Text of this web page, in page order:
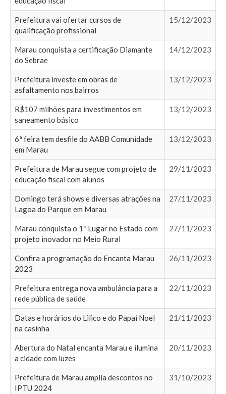
Prefeitura vai ofertar cursos de
qualificação profissional
15/12/2023
Marau conquista a certificação Diamante
do Sebrae
14/12/2023
Prefeitura investe em obras de
asfaltamento nos bairros
13/12/2023
R$107 milhões para investimentos em
saneamento básico
13/12/2023
6ª feira tem desfile do AABB Comunidade
em Marau
13/12/2023
Prefeitura de Marau segue com projeto de
educação fiscal com alunos
29/11/2023
Domingo terá shows e diversas atrações na
Lagoa do Parque em Marau
27/11/2023
Marau conquista o 1º Lugar no Estado com
projeto inovador no Meio Rural
27/11/2023
Confira a programação do Encanta Marau
2023
26/11/2023
Prefeitura entrega nova ambulância para a
rede pública de saúde
22/11/2023
Datas e horários do Lilico e do Papai Noel
na casinha
21/11/2023
Abertura do Natal encanta Marau e ilumina
a cidade com luzes
20/11/2023
Prefeitura de Marau amplia descontos no
IPTU 2024
31/10/2023